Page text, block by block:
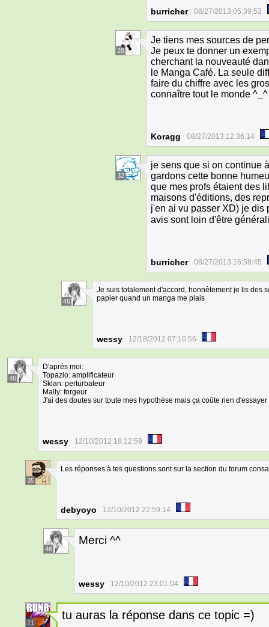
burricher 08/27/2013 05:39:52
28
Je tiens mes sources de
Je peux te donner un
cherchant la nouveauté
le Manga Café. La seule
faire du chiffre avec les
connaître tout le monde ^_^
Koragg 08/27/2013 12:36:14
32
je sens que si on continue
gardons cette bonne
que mes profs étaient des
maisons d'éditions, des
j'en ai vu passer XD) je dis
avis sont loin d'être
burricher 08/27/2013 16:58:45
46
Je suis totalement d'accord, honnêtement je lis des
papier quand un manga me plais
wessy 12/18/2012 07:10:56
46
D'aprés moi:
Topazio: amplificateur
Sklan: perturbateur
Mally: forgeur
J'ai des doutes sur toute mes hypothèse mais ça coûte rien d'essayer
wessy 12/10/2012 19:12:59
35
Les réponses à tes questions sont sur la section du forum
debyoyo 12/10/2012 22:59:14
46
Merci ^^
wessy 12/10/2012 23:01:04
21
tu auras la réponse dans ce topic =)